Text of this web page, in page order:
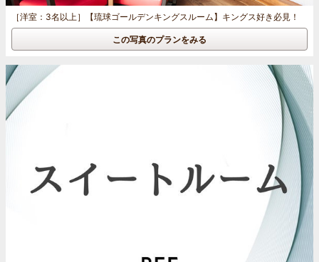
［洋室：3名以上］ 【琉球ゴールデンキングスルーム】キングス好き必見！
この写真のプランをみる